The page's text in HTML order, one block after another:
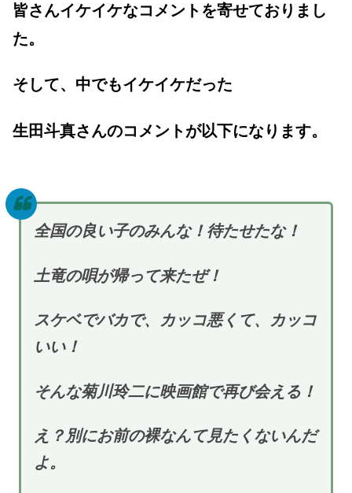
皆さんイケイケなコメントを寄せておりまし
た。
そして、中でもイケイケだった
生田斗真さんのコメントが以下になります。
全国の良い子のみんな！待たせたな！
土竜の唄が帰って来たぜ！
スケベでバカで、カッコ悪くて、カッコ
いい！
そんな菊川玲二に映画館で再び会える！
え？別にお前の裸なんて見たくないんだ
よ。